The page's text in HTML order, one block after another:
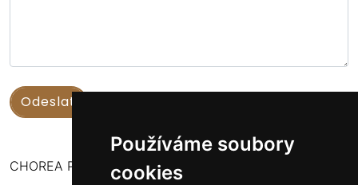
Používáme soubory
cookies
CHOREA PUERI USTENSIS